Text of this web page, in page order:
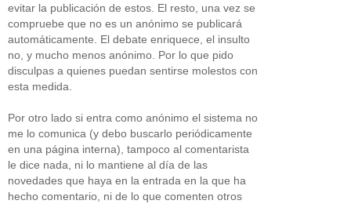
evitar la publicación de estos. El resto, una vez se
compruebe que no es un anónimo se publicará
automáticamente. El debate enriquece, el insulto
no, y mucho menos anónimo. Por lo que pido
disculpas a quienes puedan sentirse molestos con
esta medida.
Por otro lado si entra como anónimo el sistema no
me lo comunica (y debo buscarlo periódicamente
en una página interna), tampoco al comentarista
le dice nada, ni lo mantiene al día de las
novedades que haya en la entrada en la que ha
hecho comentario, ni de lo que comenten otros